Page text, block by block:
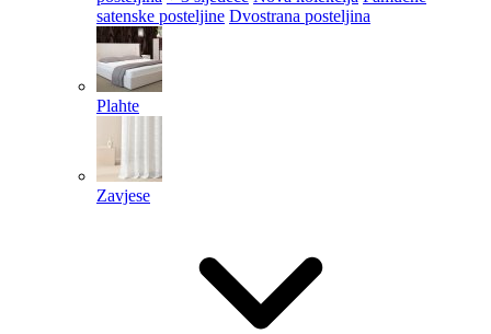
satenske posteljine Dvostrana posteljina
Plahte
Zavjese